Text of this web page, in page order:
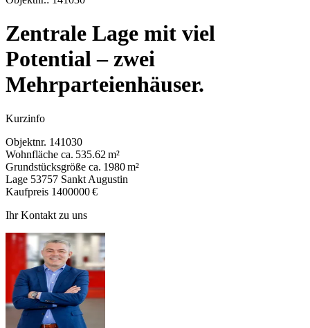
Zentrale Lage mit viel
Potential – zwei
Mehrparteienhäuser.
Kurzinfo
Objektnr. 141030
Wohnfläche ca. 535.62 m²
Grundstücksgröße ca. 1980 m²
Lage 53757 Sankt Augustin
Kaufpreis 1400000 €
Ihr Kontakt zu uns